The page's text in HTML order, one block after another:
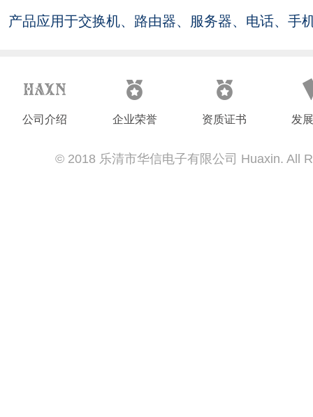
产品应用于交换机、路由器、服务器、电话、手
公司介绍 企业荣誉 资质证书 发
© 2018 乐清市华信电子有限公司 Huaxin. All